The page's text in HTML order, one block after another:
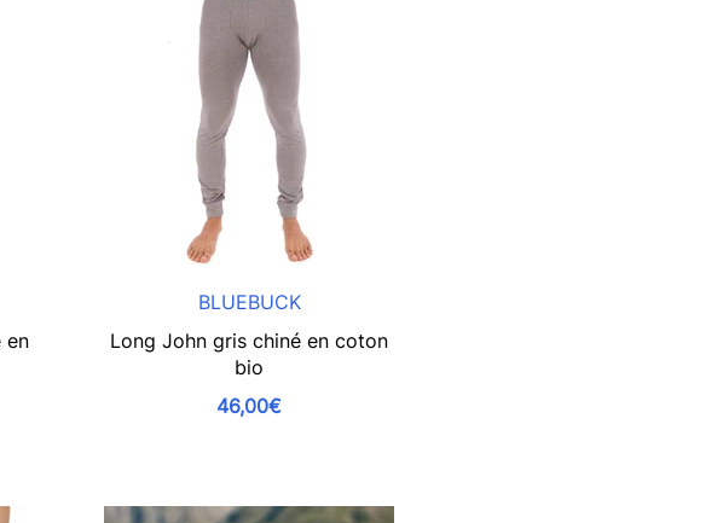
en
BLUEBUCK
Long John gris chiné en coton
bio
46,00€